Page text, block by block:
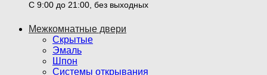
С 9:00 до 21:00, без выходных
Межкомнатные двери
Скрытые
Эмаль
Шпон
Системы открывания